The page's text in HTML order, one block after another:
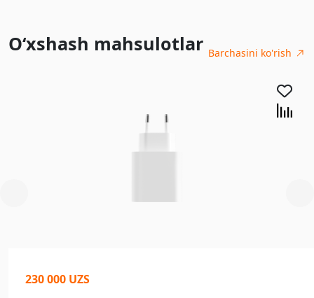
O‘xshash mahsulotlar Barchasini ko'rish
230 000 UZS